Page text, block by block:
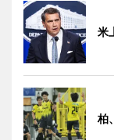
米
柏